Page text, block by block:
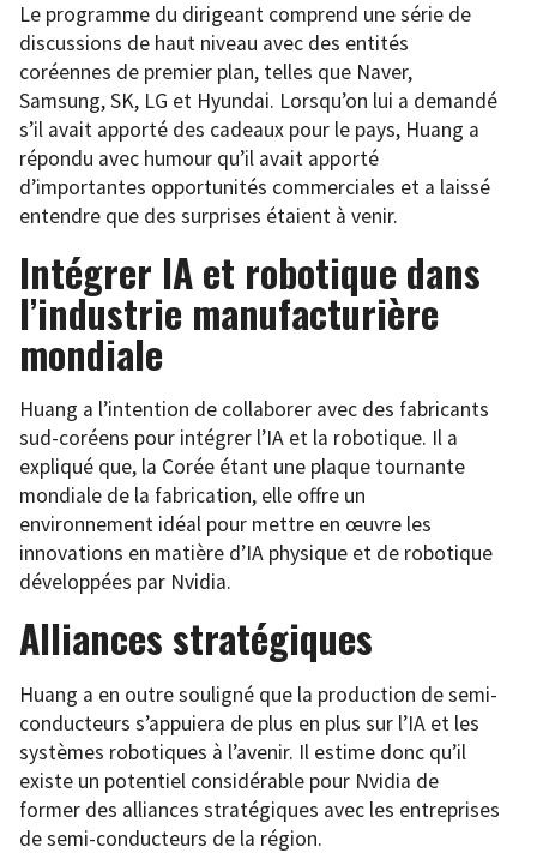
Le programme du dirigeant comprend une série de
discussions de haut niveau avec des entités
coréennes de premier plan, telles que Naver,
Samsung, SK, LG et Hyundai. Lorsqu’on lui a demandé
s’il avait apporté des cadeaux pour le pays, Huang a
répondu avec humour qu’il avait apporté
d’importantes opportunités commerciales et a laissé
entendre que des surprises étaient à venir.
Intégrer IA et robotique dans
l’industrie manufacturière
mondiale
Huang a l’intention de collaborer avec des fabricants
sud-coréens pour intégrer l’IA et la robotique. Il a
expliqué que, la Corée étant une plaque tournante
mondiale de la fabrication, elle offre un
environnement idéal pour mettre en œuvre les
innovations en matière d’IA physique et de robotique
développées par Nvidia.
Alliances stratégiques
Huang a en outre souligné que la production de semi-
conducteurs s’appuiera de plus en plus sur l’IA et les
systèmes robotiques à l’avenir. Il estime donc qu’il
existe un potentiel considérable pour Nvidia de
former des alliances stratégiques avec les entreprises
de semi-conducteurs de la région.